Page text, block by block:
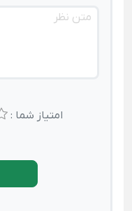
امتیاز شما :